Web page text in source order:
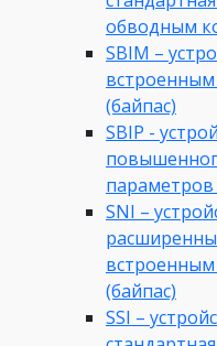
обводным
SBIM –
(байпас)
SBIP -
параметров
SNI –
(байпас)
SSI –